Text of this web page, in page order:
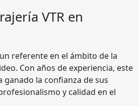
VTR en
referente en el ámbito de la
Con años de experiencia, este
ganado la confianza de sus
y calidad en el